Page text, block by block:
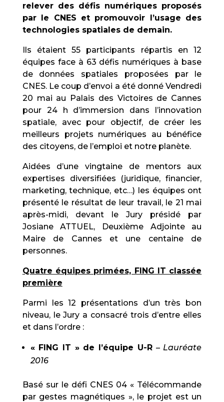
relever des défis numériques proposés
par le CNES et promouvoir l’usage des
technologies spatiales de demain.
Ils étaient 55 participants répartis en 12
équipes face à 63 défis numériques à base
de données spatiales proposées par le
CNES. Le coup d’envoi a été donné Vendredi
20 mai au Palais des Victoires de Cannes
pour 24 h d’immersion dans l’innovation
spatiale, avec pour objectif, de créer les
meilleurs projets numériques au bénéfice
des citoyens, de l’emploi et notre planète.
Aidées d’une vingtaine de mentors aux
expertises diversifiées (juridique, financier,
marketing, technique, etc…) les équipes ont
présenté le résultat de leur travail, le 21 mai
après-midi, devant le Jury présidé par
Josiane ATTUEL, Deuxième Adjointe au
Maire de Cannes et une centaine de
personnes.
Quatre équipes primées, FING IT classée
première
Parmi les 12 présentations d’un très bon
niveau, le Jury a consacré trois d’entre elles
et dans l’ordre :
« FING IT » de l’équipe U-R– Lauréate
2016
Basé sur le défi CNES 04 « Télécommande
par gestes magnétiques », le projet est un